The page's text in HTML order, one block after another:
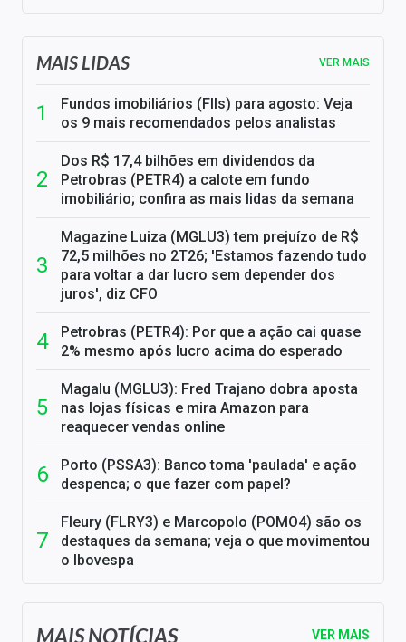
MAIS LIDAS VER MAIS
Fundos imobiliários (FIIs) para agosto: Veja
os 9 mais recomendados pelos analistas
Dos R$ 17,4 bilhões em dividendos da
Petrobras (PETR4) a calote em fundo
imobiliário; confira as mais lidas da semana
Magazine Luiza (MGLU3) tem prejuízo de R$
72,5 milhões no 2T26; 'Estamos fazendo tudo
para voltar a dar lucro sem depender dos
juros', diz CFO
Petrobras (PETR4): Por que a ação cai quase
2% mesmo após lucro acima do esperado
Magalu (MGLU3): Fred Trajano dobra aposta
nas lojas físicas e mira Amazon para
reaquecer vendas online
Porto (PSSA3): Banco toma 'paulada' e ação
despenca; o que fazer com papel?
Fleury (FLRY3) e Marcopolo (POMO4) são os
destaques da semana; veja o que movimentou
o Ibovespa
MAIS NOTÍCIAS VER MAIS